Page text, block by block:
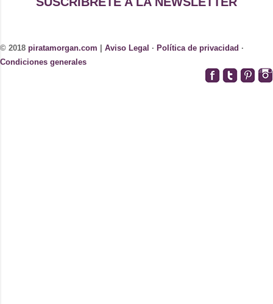
© 2018 piratamorgan.com Aviso Legal · Política de privacidad ·
Condiciones generales